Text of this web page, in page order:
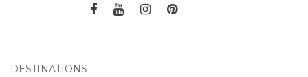
DESTINATIONS